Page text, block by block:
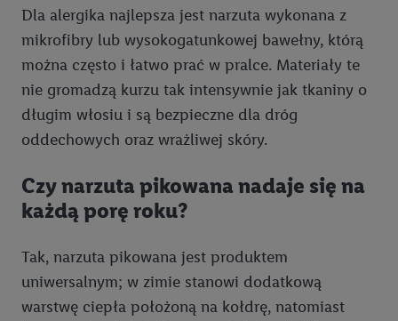
Dla alergika najlepsza jest narzuta wykonana z
mikrofibry lub wysokogatunkowej bawełny, którą
można często i łatwo prać w pralce. Materiały te
nie gromadzą kurzu tak intensywnie jak tkaniny o
długim włosiu i są bezpieczne dla dróg
oddechowych oraz wrażliwej skóry.
Czy narzuta pikowana nadaje się na
każdą porę roku?
Tak, narzuta pikowana jest produktem
uniwersalnym; w zimie stanowi dodatkową
warstwę ciepła położoną na kołdrę, natomiast